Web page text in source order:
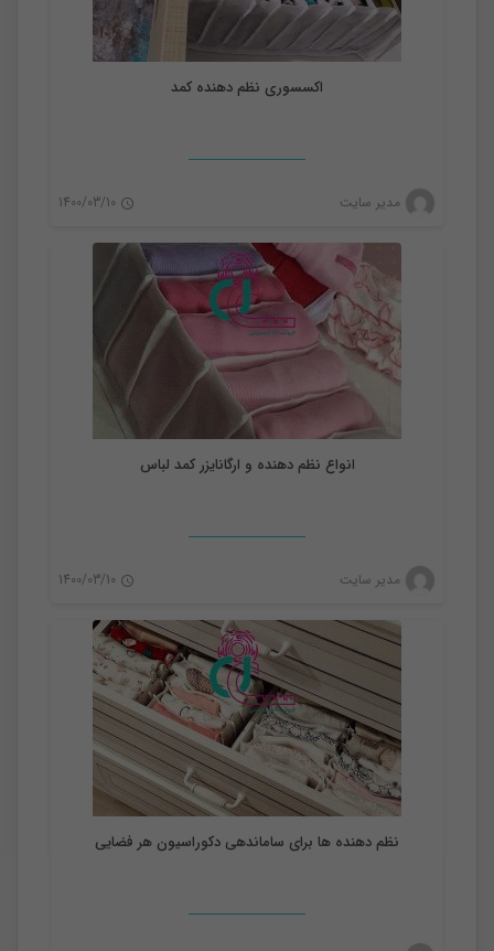
اکسسوری نظم دهنده کمد
مدیر سایت 1400/03/10
0
نظم دهنده
انواع نظم دهنده و ارگانایزر کمد لباس
مدیر سایت 1400/03/10
نظم دهنده
نظم دهنده ها برای ساماندهی دکوراسیون هر فضایی